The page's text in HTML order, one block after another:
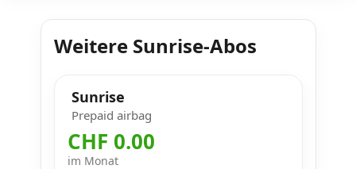
Weitere Sunrise-Abos
Sunrise
Prepaid airbag
CHF 0.00
im Monat